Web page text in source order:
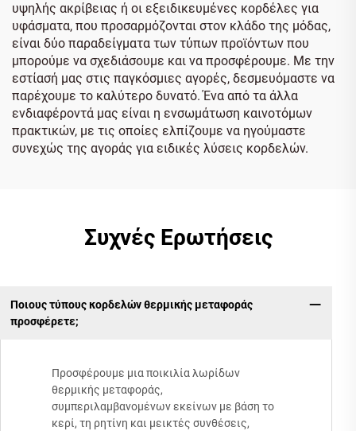
υψηλής ακρίβειας ή οι εξειδικευμένες κορδέλες για
υφάσματα, που προσαρμόζονται στον κλάδο της μόδας,
είναι δύο παραδείγματα των τύπων προϊόντων που
μπορούμε να σχεδιάσουμε και να προσφέρουμε. Με την
εστίασή μας στις παγκόσμιες αγορές, δεσμευόμαστε να
παρέχουμε το καλύτερο δυνατό. Ένα από τα άλλα
ενδιαφέροντά μας είναι η ενσωμάτωση καινοτόμων
πρακτικών, με τις οποίες ελπίζουμε να ηγούμαστε
συνεχώς της αγοράς για ειδικές λύσεις κορδελών.
Συχνές Ερωτήσεις
Ποιους τύπους κορδελών θερμικής μεταφοράς
προσφέρετε;
Προσφέρουμε μια ποικιλία λωρίδων
θερμικής μεταφοράς,
συμπεριλαμβανομένων εκείνων με βάση το
κερί, τη ρητίνη και μεικτές συνθέσεις,